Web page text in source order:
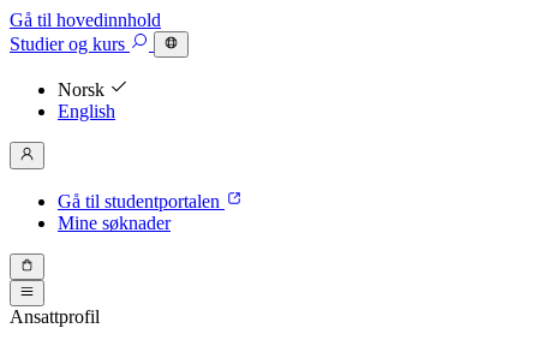
Gå til hovedinnhold
Studierog kurs
Norsk
English
Gå til studentportalen
Mine søknader
Ansattprofil